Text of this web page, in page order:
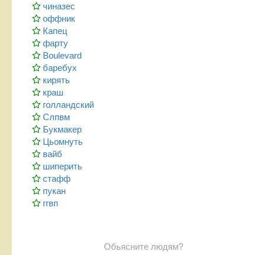
чиназес
оффник
Капец
фарту
Boulevard
баребух
кирять
краш
голландский
Слпвм
Букмакер
Цьомнуть
вайб
шиперить
стафф
пукан
ггвп
Обьясните людям?